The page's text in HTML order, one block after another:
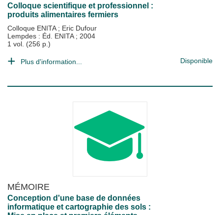
Colloque scientifique et professionnel :
produits alimentaires fermiers
Colloque ENITA ; Eric Dufour
Lempdes : Éd. ENITA ; 2004
1 vol. (256 p.)
Plus d'information... Disponible
MÉMOIRE
Conception d'une base de données
informatique et cartographie des sols :